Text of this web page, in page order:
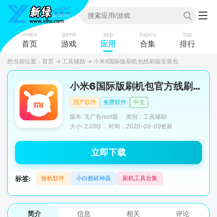
index
首页
game
游戏
app
应用
topics
合集
top
排行
您当前位置： 首页 → 工具辅助 → 小米6国际版刷机包线刷版安装包
小米6国际版刷机包官方线刷版
国产软件 免费软件
中文
版本: 无广告root版
类别：工具辅助
大小: 2.05G
时间： 2020-05-09更新
立即下载
标签: 验机软件 小白救砖神器 刷机工具合集
简介 信息 相关 评论